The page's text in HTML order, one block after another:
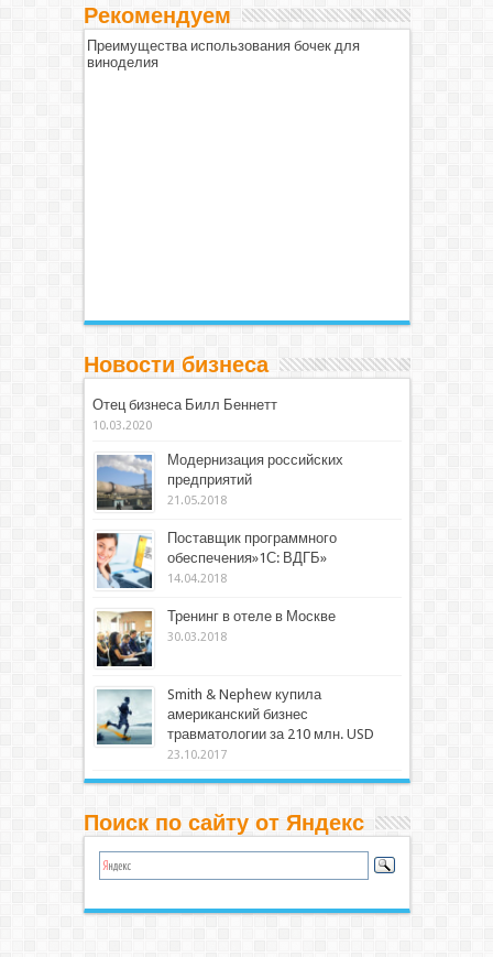
Рекомендуем
Преимущества использования бочек для
виноделия
Новости бизнеса
Отец бизнеса Билл Беннетт
10.03.2020
Модернизация российских
предприятий
21.05.2018
Поставщик программного
обеспечения»1С: ВДГБ»
14.04.2018
Тренинг в отеле в Москве
30.03.2018
Smith & Nephew купила
американский бизнес
травматологии за 210 млн. USD
23.10.2017
Поиск по сайту от Яндекс